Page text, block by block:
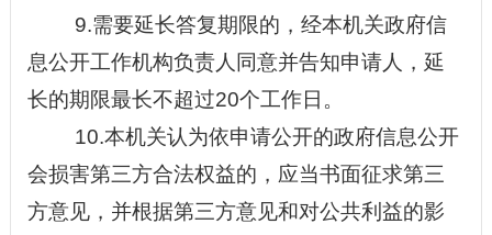
9.需要延长答复期限的，经本机关政府信
息公开工作机构负责人同意并告知申请人，延
长的期限最长不超过20个工作日。
10.本机关认为依申请公开的政府信息公开
会损害第三方合法权益的，应当书面征求第三
方意见，并根据第三方意见和对公共利益的影